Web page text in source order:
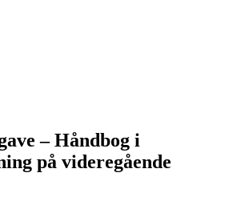
– Håndbog i
på videregående